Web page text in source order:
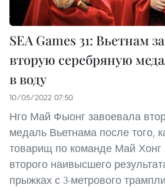
SEA Games 31: Вьетнам
вторую серебряную
в воду
10/05/2022 07:50
Нго Май Фыонг завоевала
медаль Вьетнама после того,
товарищ по команде Май Хонг
второго наивысшего
прыжках с 3-метрового